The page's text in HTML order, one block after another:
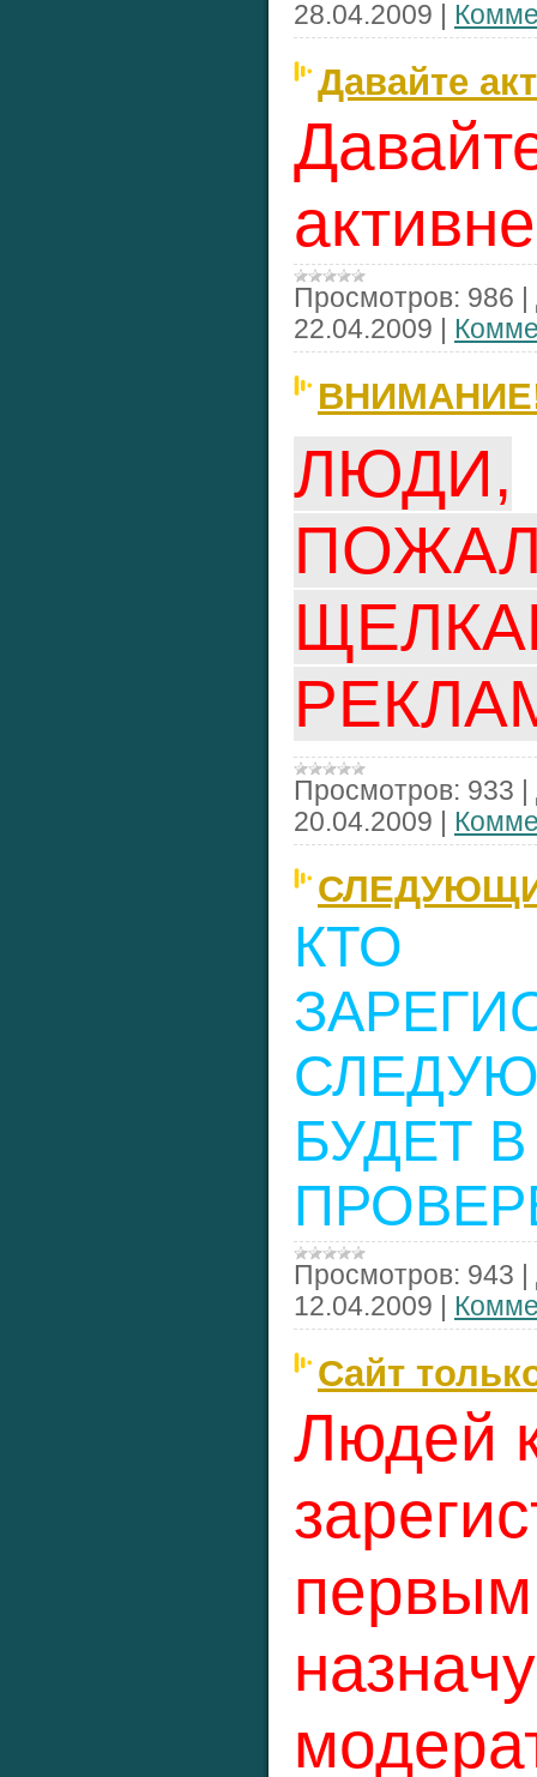
28.04.2009
Давайте
Просмотров: 986
22.04.2009
ЛЮДИ,
Просмотров: 933
20.04.2009
КТО
БУДЕТ
Просмотров: 943
12.04.2009
Сайт
Людей
первым
назначу